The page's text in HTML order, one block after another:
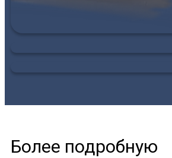
Более подробную